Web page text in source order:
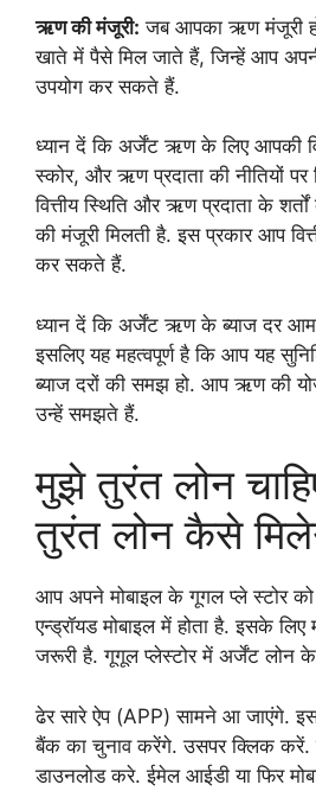
ऋण की मंजूरी: जब आपका ऋण मंजूरी
खाते में पैसे मिल जाते हैं, जिन्हें आप
उपयोग कर सकते हैं.
ध्यान दें कि अर्जेंट ऋण के लिए आपकी
स्कोर, और ऋण प्रदाता की नीतियों पर
वित्तीय स्थिति और ऋण प्रदाता के
की मंजूरी मिलती है. इस प्रकार आप
कर सकते हैं.
ध्यान दें कि अर्जेंट ऋण के ब्याज दर
इसलिए यह महत्वपूर्ण है कि आप यह
ब्याज दरों की समझ हो. आप ऋण की
उन्हें समझते हैं.
मुझे तुरंत लोन
तुरंत लोन कैसे
आप अपने मोबाइल के गूगल प्ले स्टोर
एन्ड्रॉयड मोबाइल में होता है. इसके लिए
जरूरी है. गूगूल प्लेस्टोर में अर्जेंट लोन
ढेर सारे ऐप (APP) सामने आ जाएंगे.
बैंक का चुनाव करेंगे. उसपर क्लिक करें.
डाउनलोड करे. ईमेल आईडी या फिर